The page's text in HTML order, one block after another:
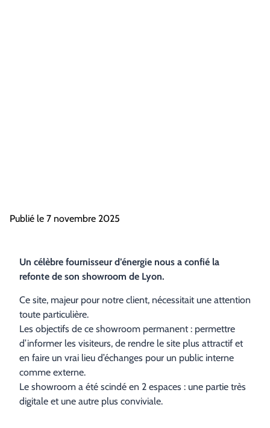
Publié le 7 novembre 2025
Un célèbre fournisseur d’énergie nous a confié la
refonte de son showroom de Lyon.
Ce site, majeur pour notre client, nécessitait une attention
toute particulière.
Les objectifs de ce showroom permanent : permettre
d’informer les visiteurs, de rendre le site plus attractif et
en faire un vrai lieu d’échanges pour un public interne
comme externe.
Le showroom a été scindé en 2 espaces : une partie très
digitale et une autre plus conviviale.